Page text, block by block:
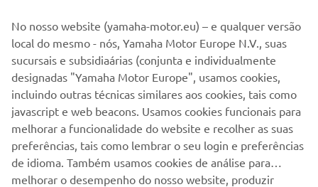
2000 - 2009
Imagens e informações da fonte:
Espírito de desafio – Sessenta anos de sucesso da Yamaha
Motor Co., Ltd. em competição
No nosso website (yamaha-motor.eu) – e qualquer versão
local do mesmo - nós, Yamaha Motor Europe N.V., suas
sucursais e subsidiaárias (conjunta e individualmente
designadas "Yamaha Motor Europe", usamos cookies,
incluindo outras técnicas similares aos cookies, tais como
javascript e web beacons. Usamos cookies funcionais para
melhorar a funcionalidade do website e recolher as suas
preferências, tais como lembrar o seu login e preferências
de idioma. Também usamos cookies de análise para
melhorar o desempenho do nosso website, produzir